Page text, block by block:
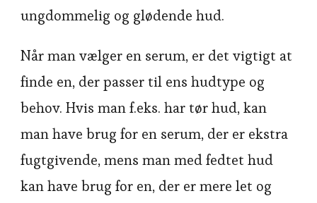
ungdommelig og glødende hud.
Når man vælger en serum, er det vigtigt at
finde en, der passer til ens hudtype og
behov. Hvis man f.eks. har tør hud, kan
man have brug for en serum, der er ekstra
fugtgivende, mens man med fedtet hud
kan have brug for en, der er mere let og